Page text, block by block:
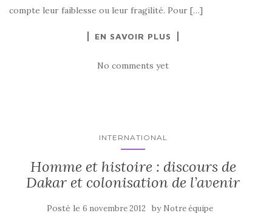
compte leur faiblesse ou leur fragilité. Pour […]
EN SAVOIR PLUS
No comments yet
INTERNATIONAL
Homme et histoire : discours de
Dakar et colonisation de l’avenir
Posté le 6 novembre 2012 by Notre équipe